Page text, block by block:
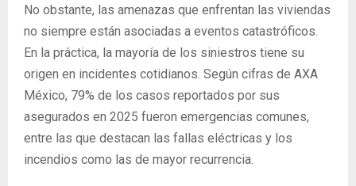
No obstante, las amenazas que enfrentan las viviendas
no siempre están asociadas a eventos catastróficos.
En la práctica, la mayoría de los siniestros tiene su
origen en incidentes cotidianos. Según cifras de AXA
México, 79% de los casos reportados por sus
asegurados en 2025 fueron emergencias comunes,
entre las que destacan las fallas eléctricas y los
incendios como las de mayor recurrencia.